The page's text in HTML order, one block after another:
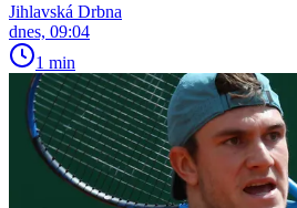
Jihlavská Drbna
dnes, 09:04
1 min